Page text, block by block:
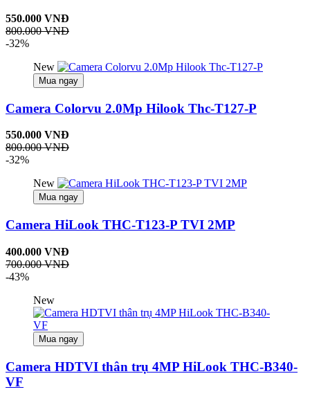
550.000 VNĐ
800.000 VNĐ
-32%
New
Mua ngay
Camera Colorvu 2.0Mp Hilook Thc-T127-P
550.000 VNĐ
800.000 VNĐ
-32%
New
Mua ngay
Camera HiLook THC-T123-P TVI 2MP
400.000 VNĐ
700.000 VNĐ
-43%
New
Mua ngay
Camera HDTVI thân trụ 4MP HiLook THC-B340-
VF